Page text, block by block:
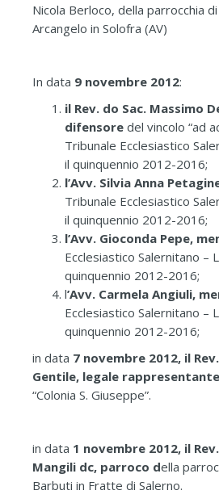
Nicola Berloco, della parrocchia di
Arcangelo in Solofra (AV)
In data 9 novembre 2012:
il Rev. do Sac. Massimo
difensore del vincolo “ad
Tribunale Ecclesiastico
il quinquennio 2012-2016;
l’Avv. Silvia Anna
Tribunale Ecclesiastico
il quinquennio 2012-2016;
l’Avv. Gioconda Pepe,
Ecclesiastico Salernitano –
quinquennio 2012-2016;
l’Avv. Carmela Angiuli,
Ecclesiastico Salernitano –
quinquennio 2012-2016;
in data 7 novembre 2012, il
Gentile, legale rappresentante
“Colonia S. Giuseppe”.
in data 1 novembre 2012, il
Mangili dc, parroco della
Barbuti in Fratte di Salerno.